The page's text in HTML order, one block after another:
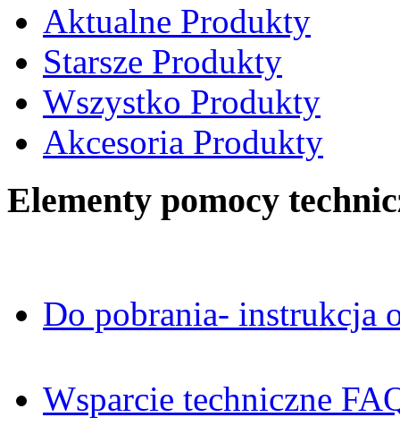
Aktualne Produkty
Starsze Produkty
Wszystko Produkty
Akcesoria Produkty
Elementy pomocy
Do pobrania- instrukcja
Wsparcie techniczne